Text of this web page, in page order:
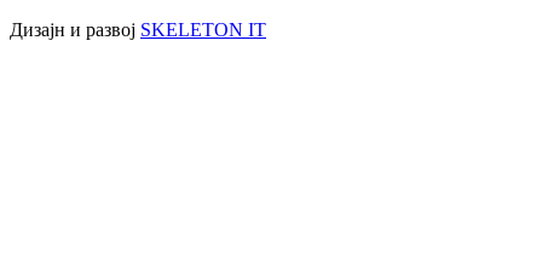
Дизајн и развој SKELETON IT